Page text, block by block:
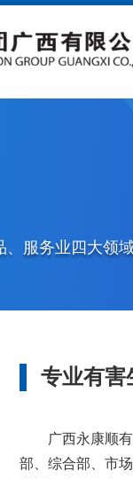
服务业四大领域
专业有害
广西永康顺
部、综合部、市